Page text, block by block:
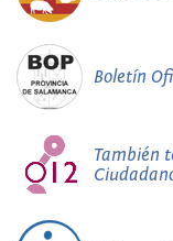
Boletín
También